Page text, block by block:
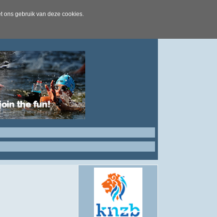
ons gebruik van deze cookies.